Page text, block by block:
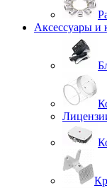
Аксессуары и